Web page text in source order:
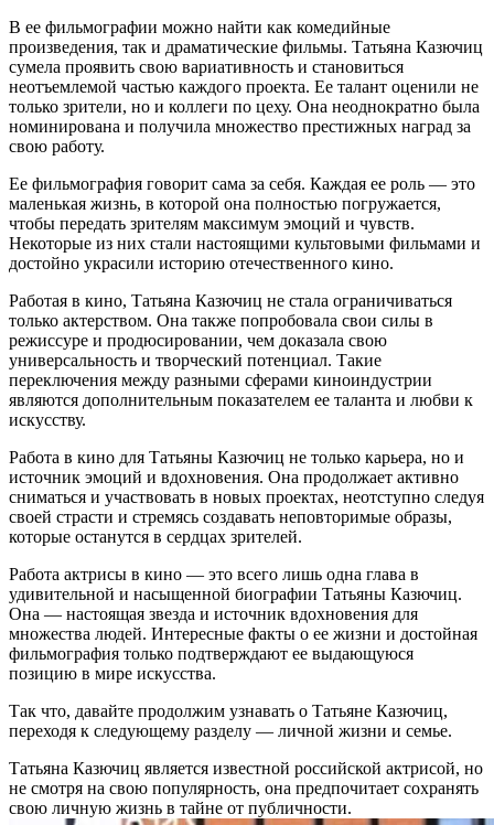
В ее фильмографии можно найти как комедийные
произведения, так и драматические фильмы. Татьяна Казючиц
сумела проявить свою вариативность и становиться
неотъемлемой частью каждого проекта. Ее талант оценили не
только зрители, но и коллеги по цеху. Она неоднократно была
номинирована и получила множество престижных наград за
свою работу.
Ее фильмография говорит сама за себя. Каждая ее роль — это
маленькая жизнь, в которой она полностью погружается,
чтобы передать зрителям максимум эмоций и чувств.
Некоторые из них стали настоящими культовыми фильмами и
достойно украсили историю отечественного кино.
Работая в кино, Татьяна Казючиц не стала ограничиваться
только актерством. Она также попробовала свои силы в
режиссуре и продюсировании, чем доказала свою
универсальность и творческий потенциал. Такие
переключения между разными сферами киноиндустрии
являются дополнительным показателем ее таланта и любви к
искусству.
Работа в кино для Татьяны Казючиц не только карьера, но и
источник эмоций и вдохновения. Она продолжает активно
сниматься и участвовать в новых проектах, неотступно следуя
своей страсти и стремясь создавать неповторимые образы,
которые останутся в сердцах зрителей.
Работа актрисы в кино — это всего лишь одна глава в
удивительной и насыщенной биографии Татьяны Казючиц.
Она — настоящая звезда и источник вдохновения для
множества людей. Интересные факты о ее жизни и достойная
фильмография только подтверждают ее выдающуюся
позицию в мире искусства.
Так что, давайте продолжим узнавать о Татьяне Казючиц,
переходя к следующему разделу — личной жизни и семье.
Татьяна Казючиц является известной российской актрисой, но
не смотря на свою популярность, она предпочитает сохранять
свою личную жизнь в тайне от публичности.